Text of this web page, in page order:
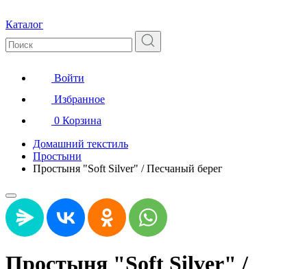
Каталог
Войти
Избранное
0 Корзина
Домашний текстиль
Простыни
Простыня "Soft Silver" / Песчаный берег
Простыня "Soft Silver" /